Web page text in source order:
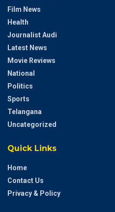
Film News
Health
Journalist Audi
Latest News
Movie Reviews
National
Politics
Sports
Telangana
Uncategorized
Quick Links
Home
Contact Us
Privacy & Policy